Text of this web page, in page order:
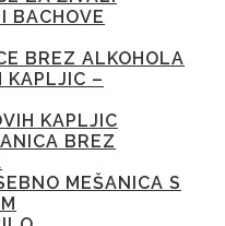
BACHOVE
BREZ ALKOHOLA
KAPLJIC –
KAPLJIC
BREZ
MEŠANICA S